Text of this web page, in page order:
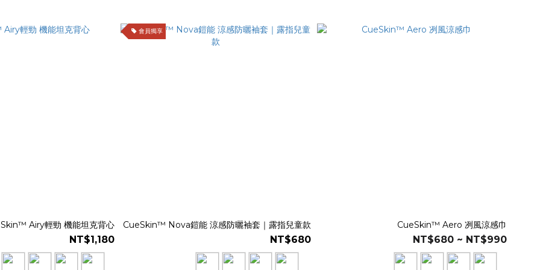
Airy輕勁 機能坦克背心
NT$1,180
會員獨享
CueSkin™ Nova鎧能 涼感防曬袖套｜露指兒童款
NT$680
CueSkin™ Aero 冽風涼感巾
NT$680 ~ NT$990